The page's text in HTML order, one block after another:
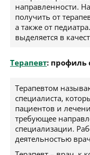
направленности.
получить от
а также от
выделяется в
Терапевт: профиль
Терапевтом
специалиста,
пациентов и
требующее
специализации.
деятельностью